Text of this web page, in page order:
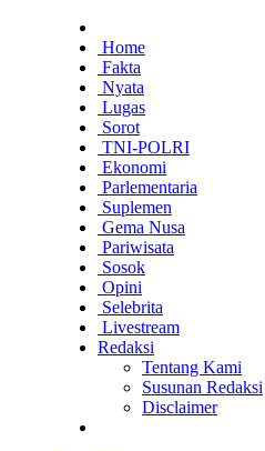
Home
Fakta
Nyata
Lugas
Sorot
TNI-POLRI
Ekonomi
Parlementaria
Suplemen
Gema Nusa
Pariwisata
Sosok
Opini
Selebrita
Livestream
Redaksi
Tentang Kami
Susunan Redaksi
Disclaimer